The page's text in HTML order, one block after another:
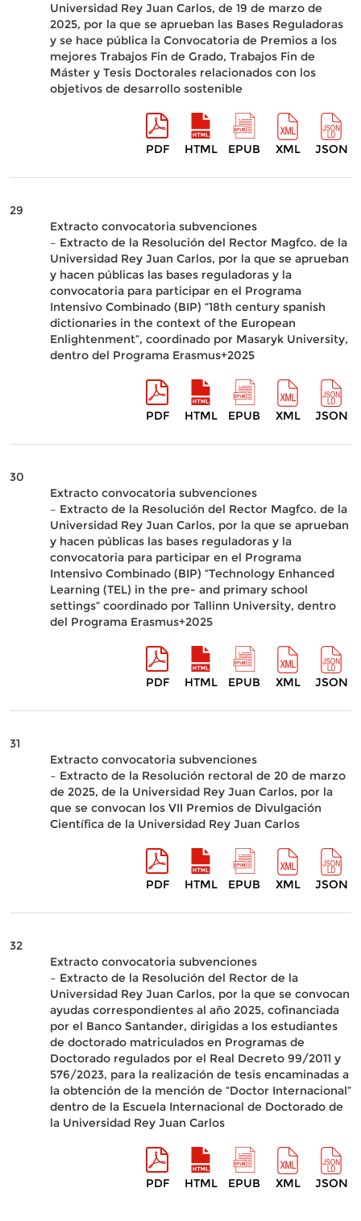
Universidad Rey Juan Carlos, de 19 de marzo de
2025, por la que se aprueban las Bases Reguladoras
y se hace pública la Convocatoria de Premios a los
mejores Trabajos Fin de Grado, Trabajos Fin de
Máster y Tesis Doctorales relacionados con los
objetivos de desarrollo sostenible
PDF HTML EPUB XML JSON
29
Extracto convocatoria subvenciones
– Extracto de la Resolución del Rector Magfco. de la
Universidad Rey Juan Carlos, por la que se aprueban
y hacen públicas las bases reguladoras y la
convocatoria para participar en el Programa
Intensivo Combinado (BIP) “18th century spanish
dictionaries in the context of the European
Enlightenment”, coordinado por Masaryk University,
dentro del Programa Erasmus+2025
PDF HTML EPUB XML JSON
30
Extracto convocatoria subvenciones
– Extracto de la Resolución del Rector Magfco. de la
Universidad Rey Juan Carlos, por la que se aprueban
y hacen públicas las bases reguladoras y la
convocatoria para participar en el Programa
Intensivo Combinado (BIP) “Technology Enhanced
Learning (TEL) in the pre- and primary school
settings” coordinado por Tallinn University, dentro
del Programa Erasmus+2025
PDF HTML EPUB XML JSON
31
Extracto convocatoria subvenciones
– Extracto de la Resolución rectoral de 20 de marzo
de 2025, de la Universidad Rey Juan Carlos, por la
que se convocan los VII Premios de Divulgación
Científica de la Universidad Rey Juan Carlos
PDF HTML EPUB XML JSON
32
Extracto convocatoria subvenciones
– Extracto de la Resolución del Rector de la
Universidad Rey Juan Carlos, por la que se convocan
ayudas correspondientes al año 2025, cofinanciada
por el Banco Santander, dirigidas a los estudiantes
de doctorado matriculados en Programas de
Doctorado regulados por el Real Decreto 99/2011 y
576/2023, para la realización de tesis encaminadas a
la obtención de la mención de “Doctor Internacional”
dentro de la Escuela Internacional de Doctorado de
la Universidad Rey Juan Carlos
PDF HTML EPUB XML JSON